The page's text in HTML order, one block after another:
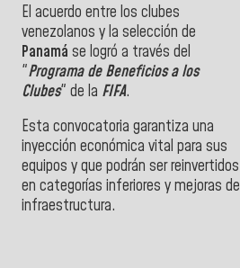
El acuerdo entre los clubes
venezolanos y la selección de
Panamá se logró a través del
"Programa de Beneficios a los
Clubes" de la FIFA.
Esta convocatoria garantiza una
inyección económica vital para sus
equipos y que podrán ser reinvertidos
en categorías inferiores y mejoras de
infraestructura.